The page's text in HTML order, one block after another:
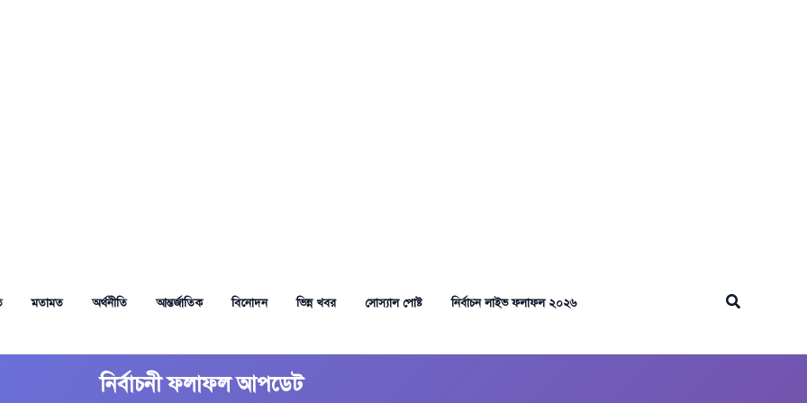
মতামত অর্থনীতি আন্তর্জাতিক বিনোদন ভিন্ন খবর সোস্যাল পোষ্ট নির্বাচন লাইভ ফলাফল ২০২৬ Search
নির্বাচনী ফলাফল আপডেট